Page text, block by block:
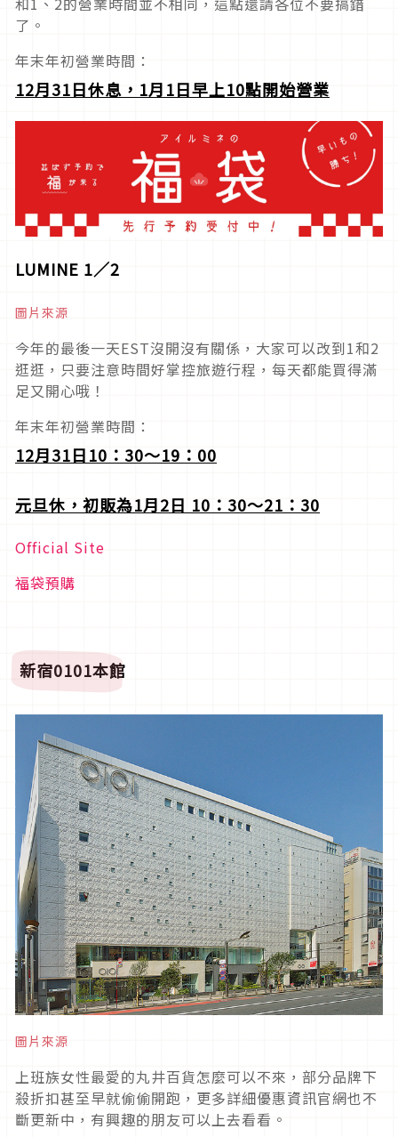
了。
年末年初營業時間：
12月31日休息，1月1日早上10點開始營業
LUMINE 1∕2
圖片來源
今年的最後一天EST沒開沒有關係，大家可以改到1和2
逛逛，只要注意時間好掌控旅遊行程，每天都能買得滿
足又開心哦！
年末年初營業時間：
12月31日10：30～19：00
元旦休，初販為1月2日 10：30～21：30
Official Site
福袋預購
新宿0101本館
圖片來源
上班族女性最愛的丸井百貨怎麼可以不來，部分品牌下
殺折扣甚至早就偷偷開跑，更多詳細優惠資訊官網也不
斷更新中，有興趣的朋友可以上去看看。